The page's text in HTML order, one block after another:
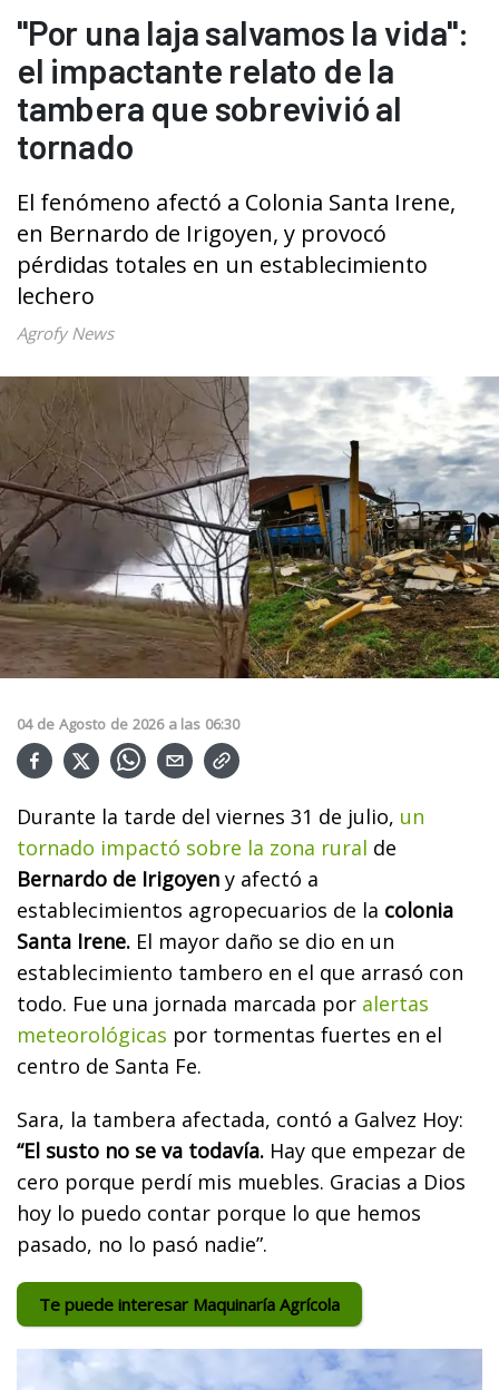
"Por una laja salvamos la vida":
el impactante relato de la
tambera que sobrevivió al
tornado
El fenómeno afectó a Colonia Santa Irene,
en Bernardo de Irigoyen, y provocó
pérdidas totales en un establecimiento
lechero
Agrofy News
04 de Agosto de 2026 a las 06:30
Durante la tarde del viernes 31 de julio, un
tornado impactó sobre la zona rural de
Bernardo de Irigoyen y afectó a
establecimientos agropecuarios de la colonia
Santa Irene. El mayor daño se dio en un
establecimiento tambero en el que arrasó con
todo. Fue una jornada marcada por alertas
meteorológicas por tormentas fuertes en el
centro de Santa Fe.
Sara, la tambera afectada, contó a Galvez Hoy:
“El susto no se va todavía. Hay que empezar de
cero porque perdí mis muebles. Gracias a Dios
hoy lo puedo contar porque lo que hemos
pasado, no lo pasó nadie”.
Te puede interesar Maquinaría Agrícola